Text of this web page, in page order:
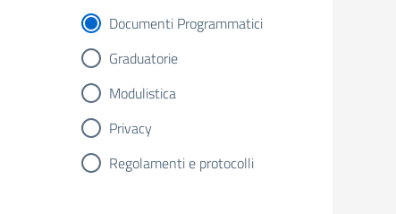
Documenti Programmatici
Graduatorie
Modulistica
Privacy
Regolamenti e protocolli